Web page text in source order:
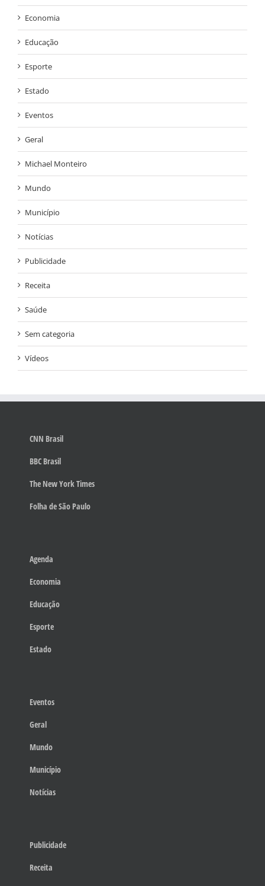
Economia
Educação
Esporte
Estado
Eventos
Geral
Michael Monteiro
Mundo
Município
Notícias
Publicidade
Receita
Saúde
Sem categoria
Vídeos
CNN Brasil
BBC Brasil
The New York Times
Folha de São Paulo
Agenda
Economia
Educação
Esporte
Estado
Eventos
Geral
Mundo
Município
Notícias
Publicidade
Receita